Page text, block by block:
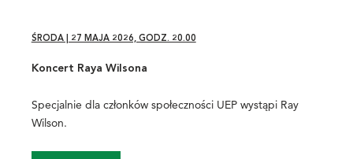
ŚRODA | 27 MAJA 2026, GODZ. 20.00
Koncert Raya Wilsona
Specjalnie dla członków społeczności UEP wystąpi Ray
Wilson.